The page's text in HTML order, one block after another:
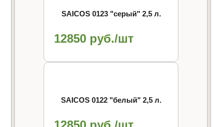
SAICOS 0123 "cерый" 2,5 л.
12850 руб./шт
SAICOS 0122 "белый" 2,5 л.